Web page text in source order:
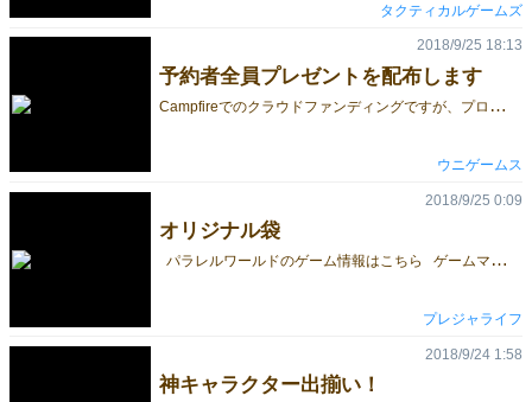
タクティカルゲームズ
予約者全員プレゼントを配布します
C
ampfireでのクラウドファンディングですが、プロジェクト達成率が200%になりました！ ストレッチゴールとして200%達成時には『真贋のはざまで』の解説ハンドブック(電子書籍)を予約者全員にプレゼントすると発表しておりましたが、皆様にお届けできることになりました。 Campfireでの予約受付は10/4までとなっています。 ぜひまだの方も、この機会にご予約ください。 藝大の研究者が学術協力するガチの西洋美術史教育用ボードゲームを作りたい - クラウドファンディングCAMPFIRE
2018/9/25 18:13
ウニゲームス
オリジナル袋
パラレルワールドのゲーム情報はこちら ゲームマーケット2018秋では、 オリジナル袋をご用意しようと鋭意ドラフト製作中です。 こちらを見かけたら「あ、あそこだな」 と思っていただけますと有難いです。 ◇◆◇◆◇◆◇◆◇◆◇◆◇◆◇◆◇◆◇◆◇◆ 大人がハマるボードゲーム ～時間もお金も損したくないボードゲーマーへ～ ParallelWorld -パラレルワールド- 公式ホームページ ◇◆◇◆◇◆◇◆◇◆◇◆◇◆◇◆◇◆◇◆◇◆
2018/9/25 0:09
プレジャライフ
神キャラクター出揃い！
2018/9/24 1:58